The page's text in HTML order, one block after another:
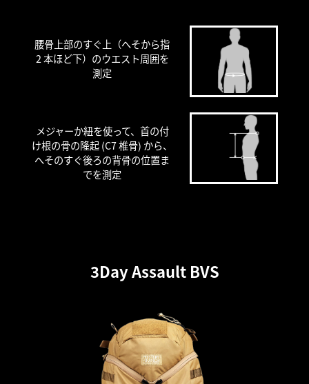
腰骨上部のすぐ上（へそから指
2 本ほど下）のウエスト周囲を
測定
メジャーか紐を使って、首の付
け根の骨の隆起 (C7 椎骨) から、
へそのすぐ後ろの背骨の位置ま
でを測定
3Day Assault BVS